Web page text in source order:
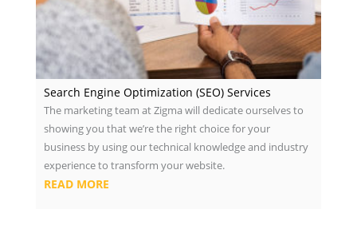
Search Engine Optimization (SEO) Services
The marketing team at Zigma will dedicate ourselves to
showing you that we’re the right choice for your
business by using our technical knowledge and industry
experience to transform your website.
READ MORE